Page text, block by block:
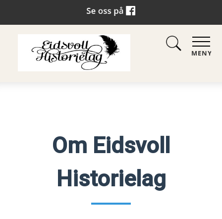
MENY
Om Eidsvoll
Historielag